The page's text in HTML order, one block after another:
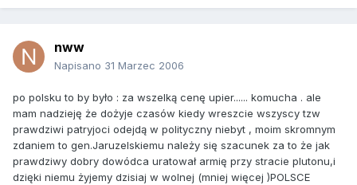
nww
Napisano 31 Marzec 2006
po polsku to by było : za wszelką cenę upier...... komucha . ale
mam nadzieję że dożyje czasów kiedy wreszcie wszyscy tzw
prawdziwi patryjoci odejdą w polityczny niebyt , moim skromnym
zdaniem to gen.Jaruzelskiemu należy się szacunek za to że jak
prawdziwy dobry dowódca uratował armię przy stracie plutonu,i
dzięki niemu żyjemy dzisiaj w wolnej (mniej więcej )POLSCE